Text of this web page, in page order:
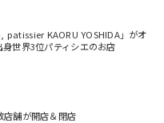
patissier KAORU YOSHIDA」がオ
世界3位パティシエのお店
店舗が開店＆閉店